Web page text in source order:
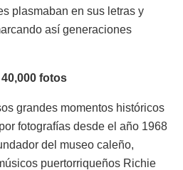
plasmaban en sus letras y
así generaciones
fotos
grandes momentos históricos
fotografías desde el año 1968
del museo caleño,
puertorriqueños Richie